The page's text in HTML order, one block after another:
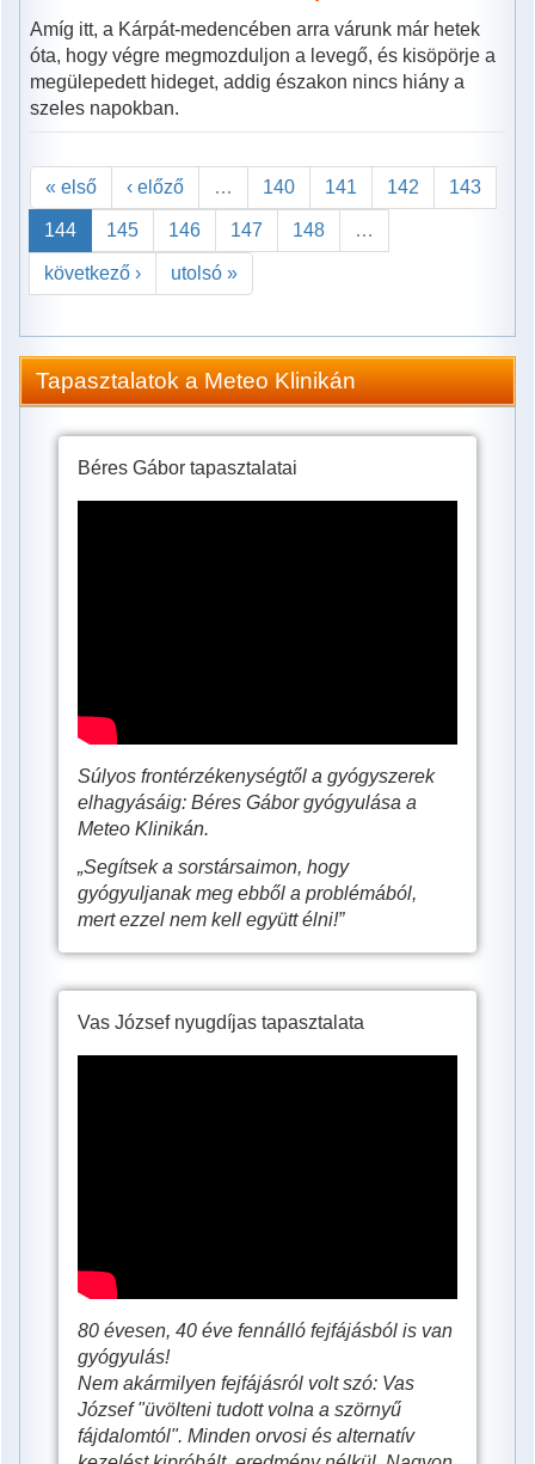
Amíg itt, a Kárpát-medencében arra várunk már hetek
óta, hogy végre megmozduljon a levegő, és kisöpörje a
megülepedett hideget, addig északon nincs hiány a
szeles napokban.
« első ‹ előző … 140 141 142 143
144 145 146 147 148 …
következő › utolsó »
Tapasztalatok a Meteo Klinikán
Béres Gábor tapasztalatai
a
kardiológusnál
Súlyos frontérzékenységtől a gyógyszerek
elhagyásáig: Béres Gábor gyógyulása a
Meteo Klinikán.
„Segítsek a sorstársaimon, hogy
gyógyuljanak meg ebből a problémából,
mert ezzel nem kell együtt élni!”
Vas József nyugdíjas tapasztalata
fejfájás
és
fél
éves
Meteo
80 évesen, 40 éve fennálló fejfájásból is van
gyógyulás!
Nem akármilyen fejfájásról volt szó: Vas
József "üvölteni tudott volna a szörnyű
fájdalomtól". Minden orvosi és alternatív